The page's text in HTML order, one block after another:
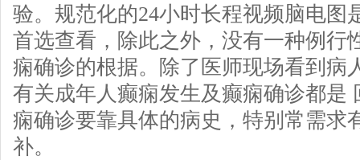
验。规范化的24小时长程视频脑电图
首选查看，除此之外，没有一种例行
痫确诊的根据。除了医师现场看到病
有关成年人癫痫发生及癫痫确诊都是
痫确诊要靠具体的病史，特别常需求
补。